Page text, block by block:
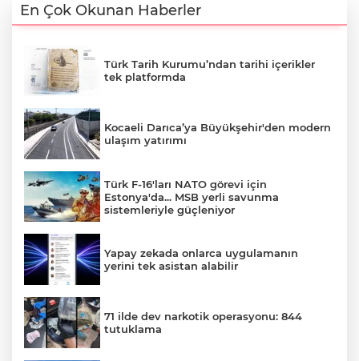
En Çok Okunan Haberler
Türk Tarih Kurumu’ndan tarihi içerikler
tek platformda
Kocaeli Darıca’ya Büyükşehir'den modern
ulaşım yatırımı
Türk F-16'ları NATO görevi için
Estonya'da... MSB yerli savunma
sistemleriyle güçleniyor
Yapay zekada onlarca uygulamanın
yerini tek asistan alabilir
71 ilde dev narkotik operasyonu: 844
tutuklama